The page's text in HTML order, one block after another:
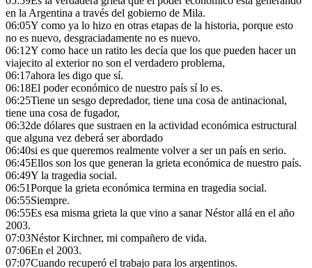
en la Argentina a través del gobierno de Mila.
06:05Y como ya lo hizo en otras etapas de la historia, porque esto
no es nuevo, desgraciadamente no es nuevo.
06:12Y como hace un ratito les decía que los que pueden hacer un
viajecito al exterior no son el verdadero problema,
06:17ahora les digo que sí.
06:18El poder económico de nuestro país sí lo es.
06:25Tiene un sesgo depredador, tiene una cosa de antinacional,
tiene una cosa de fugador,
06:32de dólares que sustraen en la actividad económica estructural
que alguna vez deberá ser abordado
06:40si es que queremos realmente volver a ser un país en serio.
06:45Ellos son los que generan la grieta económica de nuestro país.
06:49Y la tragedia social.
06:51Porque la grieta económica termina en tragedia social.
06:55Siempre.
06:55Es esa misma grieta la que vino a sanar Néstor allá en el año
2003.
07:03Néstor Kirchner, mi compañero de vida.
07:06En el 2003.
07:07Cuando recuperó el trabajo para los argentinos.